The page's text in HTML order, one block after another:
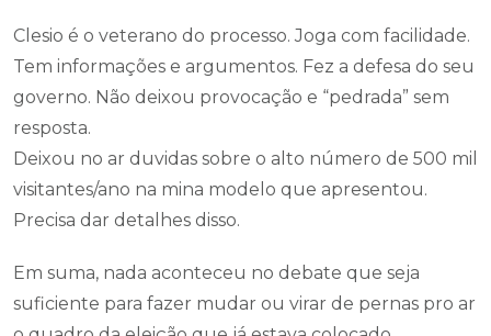
Clesio é o veterano do processo. Joga com facilidade.
Tem informações e argumentos. Fez a defesa do seu
governo. Não deixou provocação e “pedrada” sem
resposta.
Deixou no ar duvidas sobre o alto número de 500 mil
visitantes/ano na mina modelo que apresentou.
Precisa dar detalhes disso.
Em suma, nada aconteceu no debate que seja
suficiente para fazer mudar ou virar de pernas pro ar